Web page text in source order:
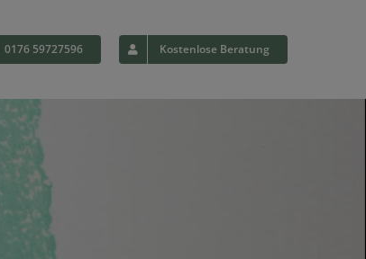
0176 59727596 Kostenlose Beratung